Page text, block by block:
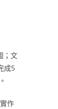
；文
成5
作